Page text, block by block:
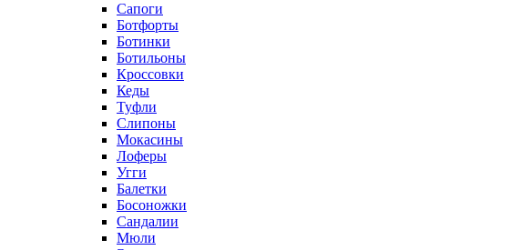
Сапоги
Ботфорты
Ботинки
Ботильоны
Кроссовки
Кеды
Туфли
Слипоны
Мокасины
Лоферы
Угги
Балетки
Босоножки
Сандалии
Мюли